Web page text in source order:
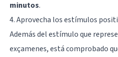
minutos.
4. Aprovecha los estímulos
Además del estímulo que
exçamenes, está comprobado